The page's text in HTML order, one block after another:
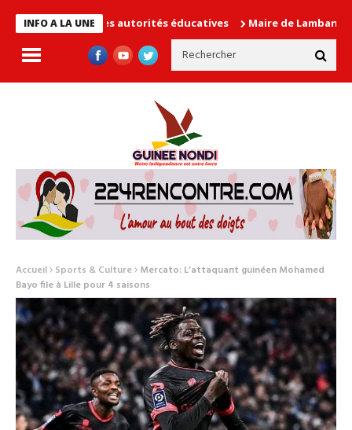
INFO A LA UNE
cause les autorités éducatives Maire de Lambanyi : Baba
Accueil Sports & Culture Mercato: L’attaquant guinéen Mohamed
Bayo file à Lille pour 4 saisons